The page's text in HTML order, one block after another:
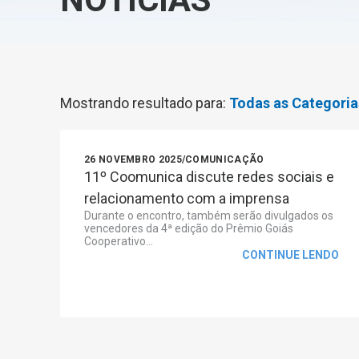
Mostrando resultado para: Todas as
26 NOVEMBRO 2025/COMUNICAÇÃO
11º Coomunica discute redes sociais e
relacionamento com a imprensa
Durante o encontro, também serão divulgados os
vencedores da 4ª edição do Prêmio Goiás
Cooperativo...
CONTINUE LENDO